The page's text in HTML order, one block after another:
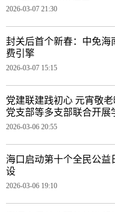
2026-03-07 21:30
封关后首个新春：中免海
费引擎
2026-03-07 15:15
党建联建践初心 元宵敬
党支部等多支部联合开展
2026-03-06 20:55
海口启动第十个全民公
设
2026-03-06 19:10